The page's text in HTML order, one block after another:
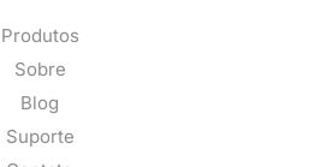
Produtos
Sobre
Blog
Suporte